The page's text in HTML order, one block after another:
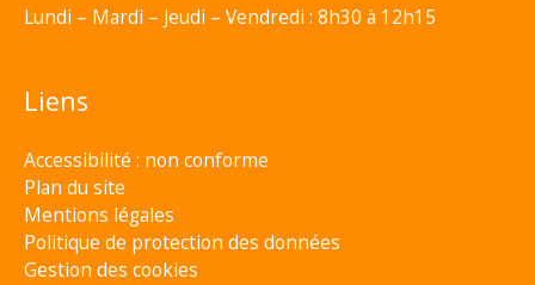
Lundi – Mardi – Jeudi – Vendredi : 8h30 à 12h15
Liens
Accessibilité : non conforme
Plan du site
Mentions légales
Politique de protection des données
Gestion des cookies